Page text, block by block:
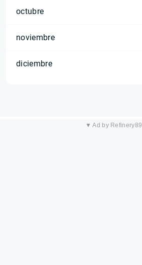
octubre
noviembre
diciembre
▼ Ad by Refinery89